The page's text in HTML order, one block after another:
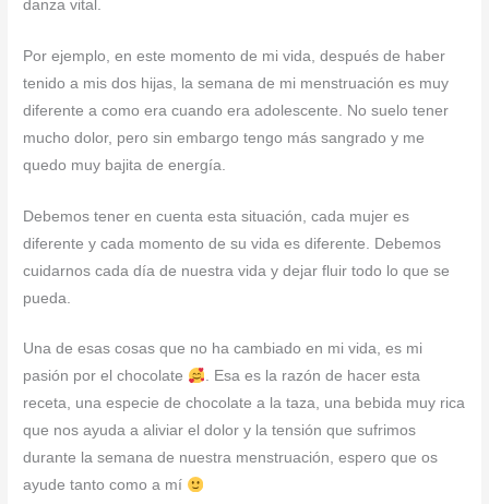
danza vital.
Por ejemplo, en este momento de mi vida, después de haber
tenido a mis dos hijas, la semana de mi menstruación es muy
diferente a como era cuando era adolescente. No suelo tener
mucho dolor, pero sin embargo tengo más sangrado y me
quedo muy bajita de energía.
Debemos tener en cuenta esta situación, cada mujer es
diferente y cada momento de su vida es diferente. Debemos
cuidarnos cada día de nuestra vida y dejar fluir todo lo que se
pueda.
Una de esas cosas que no ha cambiado en mi vida, es mi
pasión por el chocolate
. Esa es la razón de hacer esta
receta, una especie de chocolate a la taza, una bebida muy rica
que nos ayuda a aliviar el dolor y la tensión que sufrimos
durante la semana de nuestra menstruación, espero que os
ayude tanto como a mí